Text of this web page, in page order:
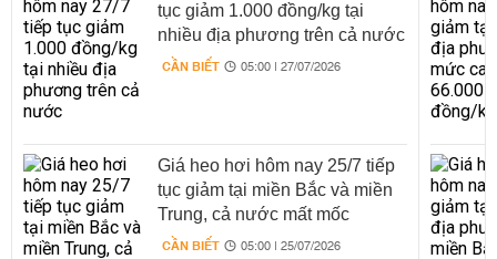
tục giảm 1.000 đồng/kg tại
nhiều địa phương trên cả nước
CẦN BIẾT 05:00 | 27/07/2026
Giá heo hơi hôm nay 25/7 tiếp
tục giảm tại miền Bắc và miền
Trung, cả nước mất mốc
66.000 đồng/kg
CẦN BIẾT 05:00 | 25/07/2026